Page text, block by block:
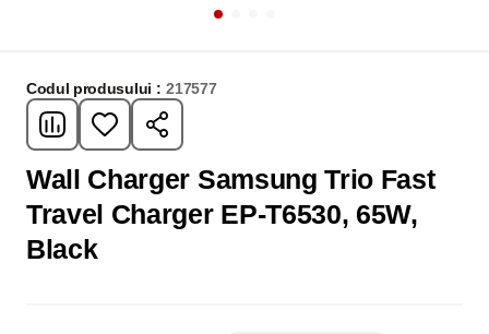
Codul produsului : 217577
Wall Charger Samsung Trio Fast
Travel Charger EP-T6530, 65W,
Black